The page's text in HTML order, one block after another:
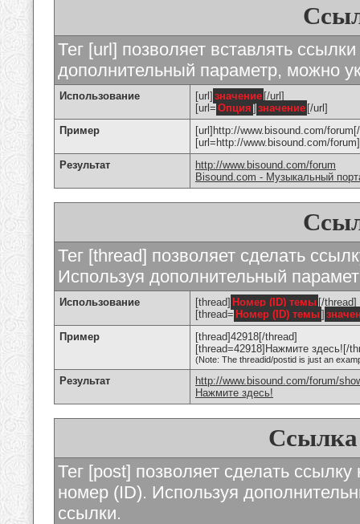
Тег [url] позволяет вставлять
дополнительный параметр, можно
Использование [url] значение [/url]
[url= Опция ] значение [/url]
Пример
[url]http://www.bisound.com/
[url=http://www.bisound.com/
Результат
http://www.bisound.com/forum
Bisound.com - Музыкальный
Тег [thread] позволяет сделать
Используя дополнительный
Использование [thread] Номер (ID) темы [/thread]
[thread= Номер (ID) темы]
Пример
[thread]42918[/thread]
[thread=42918]Нажмите здесь![/
(Note: The threadid/postid is just an
Результат
http://www.bisound.com/forum/
Нажмите здесь!
Ссылка
Тег [post] позволяет сделать
номер (ID). Используя
ссылки.